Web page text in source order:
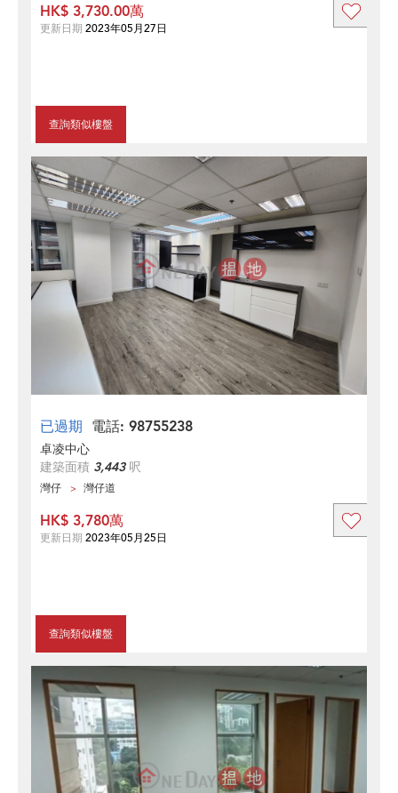
查詢類似樓盤
HK$ 3,730.00萬
更新日期 2023年05月27日
已過期 電話: 98755238
卓凌中心
建築面積 3,443呎
灣仔 灣仔道
查詢類似樓盤
HK$ 3,780萬
更新日期 2023年05月25日